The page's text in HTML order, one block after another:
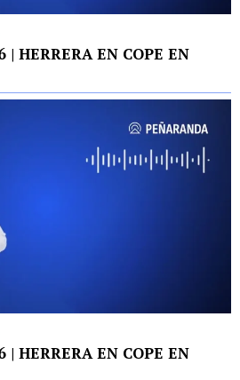
| HERRERA EN COPE EN
| HERRERA EN COPE EN